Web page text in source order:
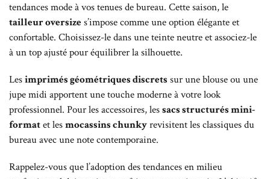
tendances mode à vos tenues de bureau. Cette saison, le
tailleur oversizes’impose comme une option élégante et
confortable. Choisissez-le dans une teinte neutre et associez-le
à un top ajusté pour équilibrer la silhouette.
Lesimprimés géométriques discrets sur une blouse ou une
jupe midi apportent une touche moderne à votre look
professionnel. Pour les accessoires, lessacs structurés mini-
formatet lesmocassins chunkyrevisitent les classiques du
bureau avec une note contemporaine.
Rappelez-vous que l’adoption des tendances en milieu